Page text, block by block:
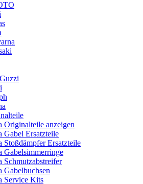
Originalteile anzeigen
Gabel Ersatzteile
Stoßdämpfer Ersatzteile
Gabelsimmerringe
Schmutzabstreifer
Gabelbuchsen
Service Kits